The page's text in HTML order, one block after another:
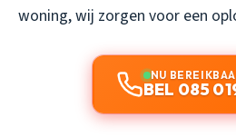
woning, wij zorgen voor een
NU
BEL 085